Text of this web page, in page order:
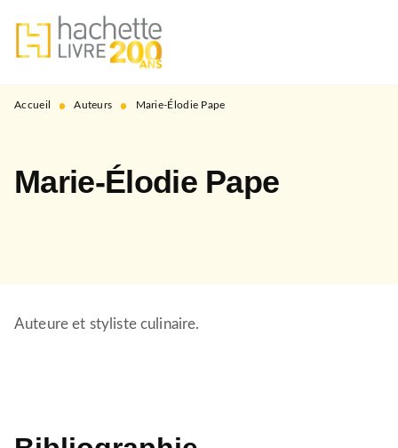
MENU RECHERCHE
PIED DE PAGE
Accueil • Auteurs • Marie-Élodie Pape
Marie-Élodie Pape
Auteure et styliste culinaire.